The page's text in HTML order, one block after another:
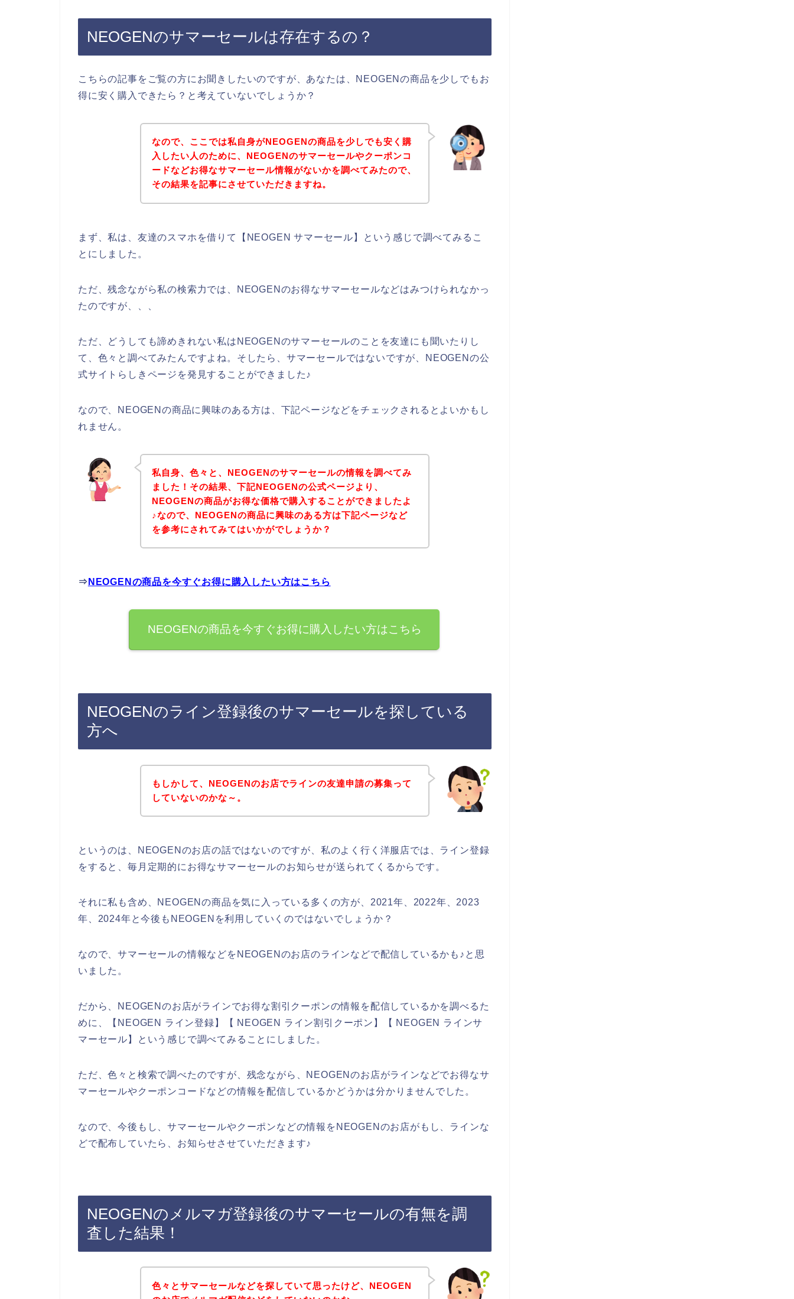
NEOGENのサマーセールは存在するの？
こちらの記事をご覧の方にお聞きしたいのですが、あなたは、NEOGENの商品を少しでもお
得に安く購入できたら？と考えていないでしょうか？
なので、ここでは私自身がNEOGENの商品を少しでも安く購
入したい人のために、NEOGENのサマーセールやクーポンコ
ードなどお得なサマーセール情報がないかを調べてみたので、
その結果を記事にさせていただきますね。
まず、私は、友達のスマホを借りて【NEOGEN サマーセール】という感じで調べてみるこ
とにしました。
ただ、残念ながら私の検索力では、NEOGENのお得なサマーセールなどはみつけられなかっ
たのですが、、、
ただ、どうしても諦めきれない私はNEOGENのサマーセールのことを友達にも聞いたりし
て、色々と調べてみたんですよね。そしたら、サマーセールではないですが、NEOGENの公
式サイトらしきページを発見することができました♪
なので、NEOGENの商品に興味のある方は、下記ページなどをチェックされるとよいかもし
れません。
私自身、色々と、NEOGENのサマーセールの情報を調べてみ
ました！その結果、下記NEOGENの公式ページより、
NEOGENの商品がお得な価格で購入することができましたよ
♪なので、NEOGENの商品に興味のある方は下記ページなど
を参考にされてみてはいかがでしょうか？
⇒ NEOGENの商品を今すぐお得に購入したい方はこちら
NEOGENの商品を今すぐお得に購入したい方はこちら
NEOGENのライン登録後のサマーセールを探している
方へ
もしかして、NEOGENのお店でラインの友達申請の募集って
していないのかな～。
というのは、NEOGENのお店の話ではないのですが、私のよく行く洋服店では、ライン登録
をすると、毎月定期的にお得なサマーセールのお知らせが送られてくるからです。
それに私も含め、NEOGENの商品を気に入っている多くの方が、2021年、2022年、2023
年、2024年と今後もNEOGENを利用していくのではないでしょうか？
なので、サマーセールの情報などをNEOGENのお店のラインなどで配信しているかも♪と思
いました。
だから、NEOGENのお店がラインでお得な割引クーポンの情報を配信しているかを調べるた
めに、【NEOGEN ライン登録】【 NEOGEN ライン割引クーポン】【 NEOGEN ラインサ
マーセール】という感じで調べてみることにしました。
ただ、色々と検索で調べたのですが、残念ながら、NEOGENのお店がラインなどでお得なサ
マーセールやクーポンコードなどの情報を配信しているかどうかは分かりませんでした。
なので、今後もし、サマーセールやクーポンなどの情報をNEOGENのお店がもし、ラインな
どで配布していたら、お知らせさせていただきます♪
NEOGENのメルマガ登録後のサマーセールの有無を調
査した結果！
色々とサマーセールなどを探していて思ったけど、NEOGEN